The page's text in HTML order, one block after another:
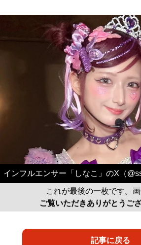
インフルエンサー「しなこ」のX（
これが最後の一枚です。画
ご覧いただきありがとうご
記事に戻る